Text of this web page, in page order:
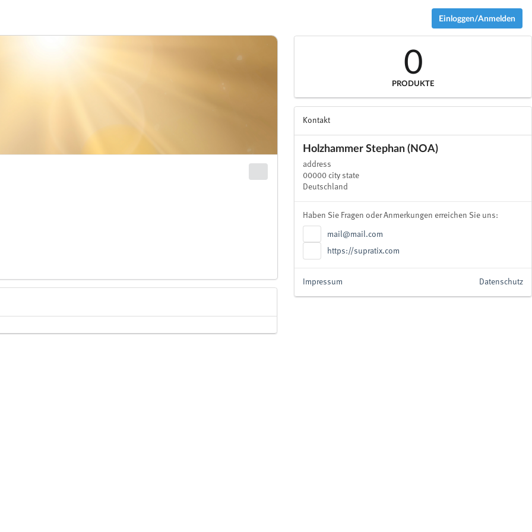
Einloggen/Anmelden
0
PRODUKTE
Kontakt
Holzhammer Stephan (NOA)
address
00000 city state
Deutschland
Haben Sie Fragen oder Anmerkungen erreichen Sie uns:
mail@mail.com
https://supratix.com
Datenschutz
Impressum